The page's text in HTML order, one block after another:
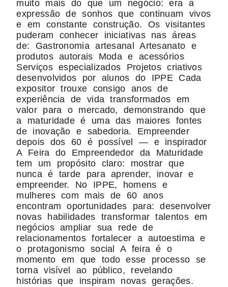
muito mais do que um negócio: era a
expressão de sonhos que continuam vivos
e em constante construção. Os visitantes
puderam conhecer iniciativas nas áreas
de: Gastronomia artesanal Artesanato e
produtos autorais Moda e acessórios
Serviços especializados Projetos criativos
desenvolvidos por alunos do IPPE Cada
expositor trouxe consigo anos de
experiência de vida transformados em
valor para o mercado, demonstrando que
a maturidade é uma das maiores fontes
de inovação e sabedoria. Empreender
depois dos 60 é possível — e inspirador
A Feira do Empreendedor da Maturidade
tem um propósito claro: mostrar que
nunca é tarde para aprender, inovar e
empreender. No IPPE, homens e
mulheres com mais de 60 anos
encontram oportunidades para: desenvolver
novas habilidades transformar talentos em
negócios ampliar sua rede de
relacionamentos fortalecer a autoestima e
o protagonismo social A feira é o
momento em que todo esse processo se
torna visível ao público, revelando
histórias que inspiram novas gerações.